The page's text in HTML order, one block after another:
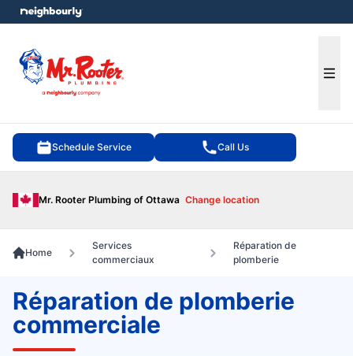
Schedule Service Call Us
Mr. Rooter Plumbing of Ottawa Change location
menu
Home
Services
commerciaux
Réparation de
plomberie
Réparation de plomberie
commerciale